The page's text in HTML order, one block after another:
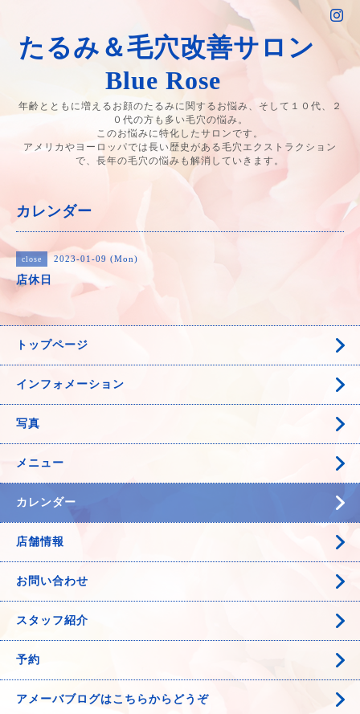
たるみ＆毛穴改善サロン
Blue Rose
年齢とともに増えるお顔のたるみに関するお悩み、そして１０代、２
０代の方も多い毛穴の悩み。
このお悩みに特化したサロンです。
アメリカやヨーロッパでは長い歴史がある毛穴エクストラクション
で、長年の毛穴の悩みも解消していきます。
カレンダー
close 2023-01-09 (Mon)
店休日
トップページ
インフォメーション
写真
メニュー
カレンダー
店舗情報
お問い合わせ
スタッフ紹介
予約
アメーバブログはこちらからどうぞ